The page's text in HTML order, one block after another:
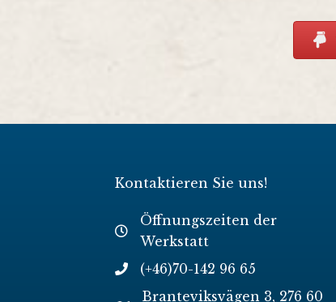
Kontaktieren Sie uns!
Öffnungszeiten der
Werkstatt
(+46)70-142 96 65
Branteviksvägen 3, 276 60